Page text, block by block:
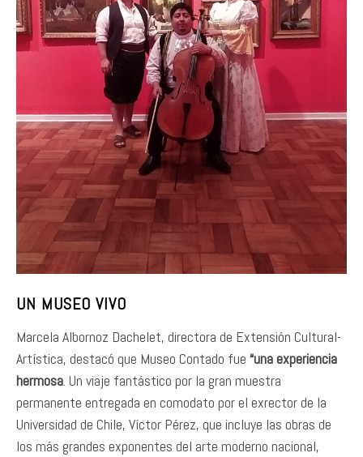
UN MUSEO VIVO
Marcela Albornoz Dachelet, directora de Extensión Cultural-
Artística, destacó que Museo Contado fue “una experiencia
hermosa. Un viaje fantástico por la gran muestra
permanente entregada en comodato por el exrector de la
Universidad de Chile, Víctor Pérez, que incluye las obras de
los más grandes exponentes del arte moderno nacional,